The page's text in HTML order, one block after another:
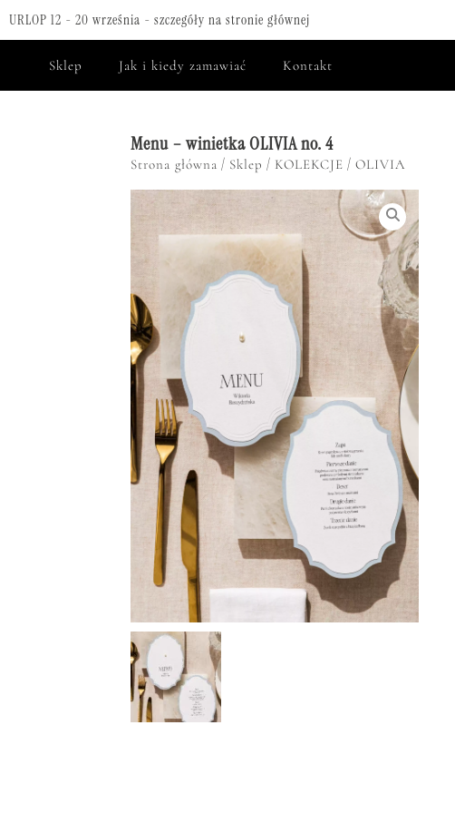
URLOP 12 - 20 września - szczegóły na stronie głównej
Sklep Jak i kiedy zamawiać Kontakt
Menu – winietka OLIVIA no. 4
Strona główna / Sklep / KOLEKCJE /OLIVIA